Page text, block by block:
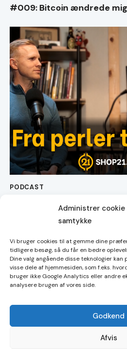
Administrer cookie
samtykke
Vi bruger cookies til at gemme dine
tidligere besøg, så du får en bedre
Dine valg angående disse teknologier
visse dele af hjemmesiden, som f.eks.
bruger ikke Google Analytics eller andre
analysere brugen af vores side.
Godkend
Afvis
#009: Bitcoin ændrede
PODCAST
Handelsbetingelser
Cookies
Copyright © 2026. Alle
Shop21 ApS. CVR-